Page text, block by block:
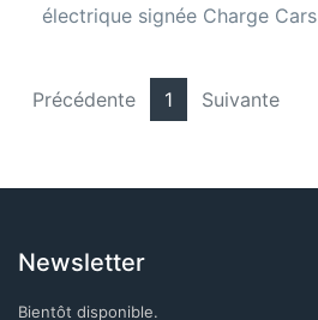
électrique signée Charge Cars
Précédente 1 Suivante
Newsletter
Bientôt disponible.